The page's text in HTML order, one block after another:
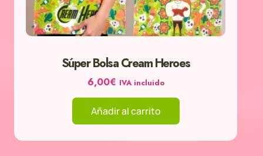
Súper Bolsa Cream Heroes
6,00€ IVA incluido
Añadir al carrito